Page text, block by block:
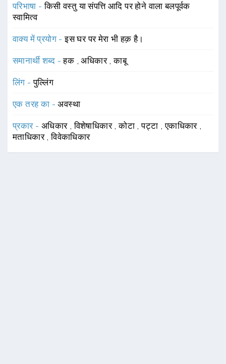
परिभाषा -किसी वस्तु या संपत्ति आदि पर होने वाला बलपूर्वक
स्वामित्व
वाक्य में प्रयोग -इस घर पर मेरा भी हक़ है।
समानार्थी शब्द -हक ,अधिकार ,काबू
लिंग -पुल्लिंग
एक तरह का -अवस्था
प्रकार - अधिकार ,विशेषाधिकार ,कोटा ,पट्टा ,एकाधिकार
मताधिकार ,विवेकाधिकार